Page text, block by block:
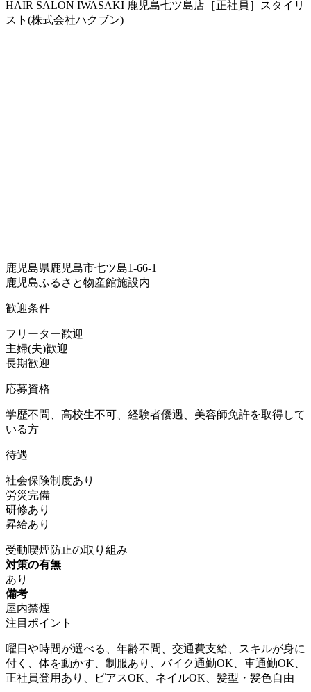
HAIR SALON IWASAKI 鹿児島七ツ島店［正社員］スタイリ
スト(株式会社ハクブン)
鹿児島県鹿児島市七ツ島1-66-1
鹿児島ふるさと物産館施設内
歓迎条件
フリーター歓迎
主婦(夫)歓迎
長期歓迎
応募資格
学歴不問、高校生不可、経験者優遇、美容師免許を取得して
いる方
待遇
社会保険制度あり
労災完備
研修あり
昇給あり
受動喫煙防止の取り組み
対策の有無
あり
備考
屋内禁煙
注目ポイント
曜日や時間が選べる、年齢不問、交通費支給、スキルが身に
付く、体を動かす、制服あり、バイク通勤OK、車通勤OK、
正社員登用あり、ピアスOK、ネイルOK、髪型・髪色自由